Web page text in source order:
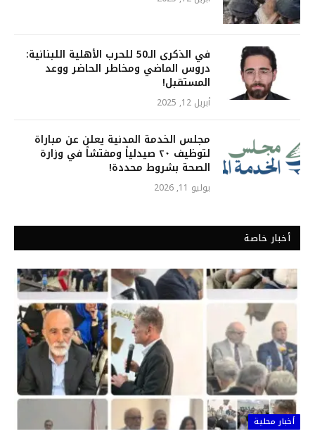
في الذكرى الـ50 للحرب الأهلية اللبنانية:
دروس الماضي ومخاطر الحاضر ووعد
المستقبل!
أبريل 12, 2025
مجلس الخدمة المدنية يعلن عن مباراة
لتوظيف ٢٠ صيدلياً ومفتشاً في وزارة
الصحة بشروط محددة!
يوليو 11, 2026
أخبار خاصة
أخبار محلية